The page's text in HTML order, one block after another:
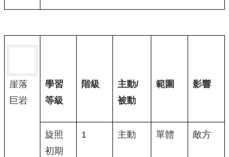
崖落
巨岩
學習
等級
階級
主動/
被動
範圍 影響
旋照
初期
1 主動 單體 敵方